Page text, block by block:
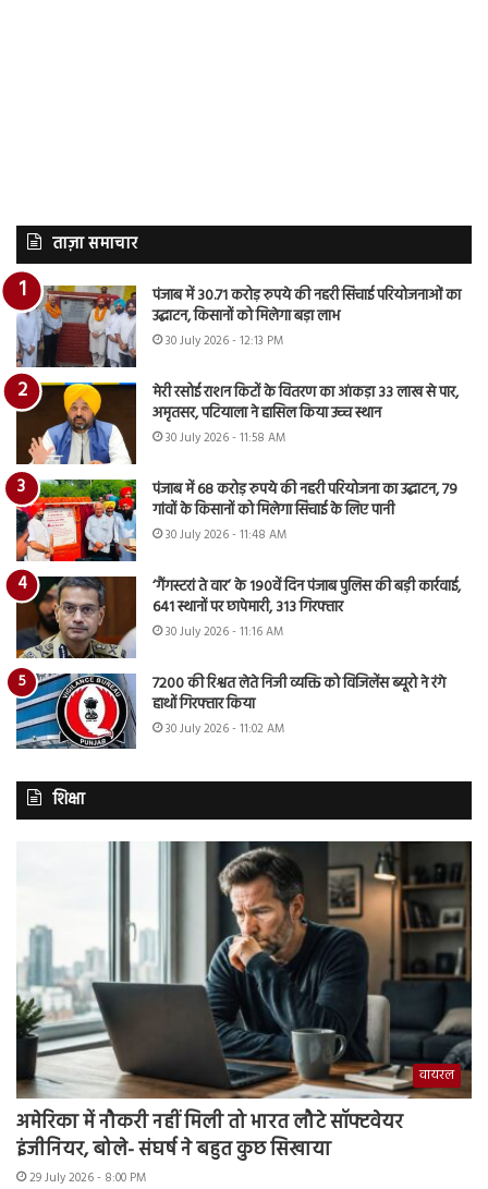
ताज़ा समाचार
पंजाब में 30.71 करोड़ रुपये की नहरी सिंचाई परियोजनाओं का
उद्घाटन, किसानों को मिलेगा बड़ा लाभ
30 July 2026 - 12:13 PM
मेरी रसोई राशन किटों के वितरण का आंकड़ा 33 लाख से पार,
अमृतसर, पटियाला ने हासिल किया उच्च स्थान
30 July 2026 - 11:58 AM
पंजाब में 68 करोड़ रुपये की नहरी परियोजना का उद्घाटन, 79
गांवों के किसानों को मिलेगा सिंचाई के लिए पानी
30 July 2026 - 11:48 AM
‘गैंगस्टरां ते वार’ के 190वें दिन पंजाब पुलिस की बड़ी कार्रवाई,
641 स्थानों पर छापेमारी, 313 गिरफ्तार
30 July 2026 - 11:16 AM
7200 की रिश्वत लेते निजी व्यक्ति को विजिलेंस ब्यूरो ने रंगे
हाथों गिरफ्तार किया
30 July 2026 - 11:02 AM
शिक्षा
वायरल
अमेरिका में नौकरी नहीं मिली तो भारत लौटे सॉफ्टवेयर
इंजीनियर, बोले- संघर्ष ने बहुत कुछ सिखाया
29 July 2026 - 8:00 PM